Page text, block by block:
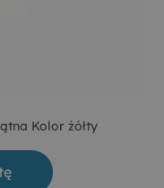
Kolor żółty